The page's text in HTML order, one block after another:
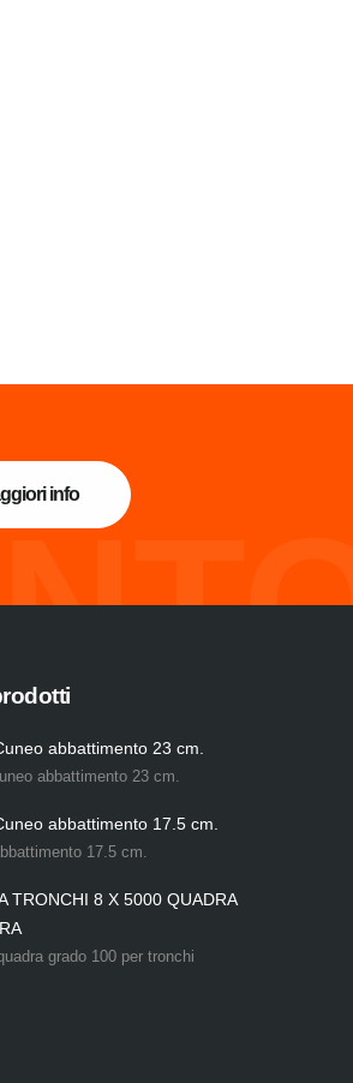
info
abbattimento 23 cm.
abbattimento 23 cm.
abbattimento 17.5 cm.
17.5 cm.
TRONCHI 8 X 5000 QUADRA
grado 100 per tronchi